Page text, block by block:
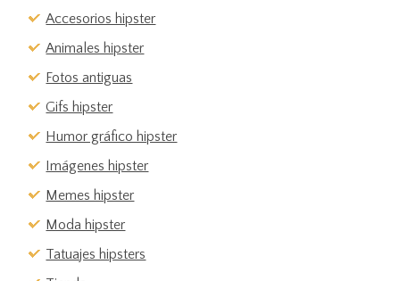
Accesorios hipster
Animales hipster
Fotos antiguas
Gifs hipster
Humor gráfico hipster
Imágenes hipster
Memes hipster
Moda hipster
Tatuajes hipsters